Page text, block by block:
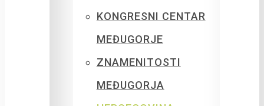
KONGRESNI CENTAR
MEĐUGORJE
ZNAMENITOSTI
MEĐUGORJA